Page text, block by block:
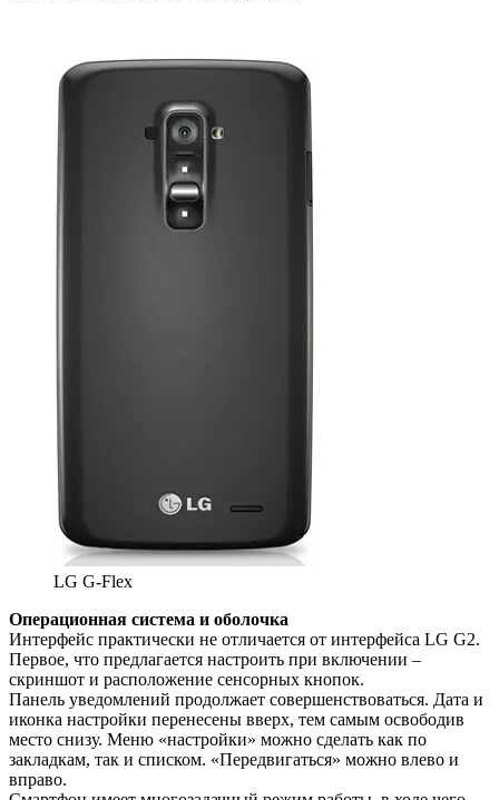
LG G-Flex
Операционная система и оболочка
Интерфейс практически не отличается от интерфейса LG G2.
Первое, что предлагается настроить при включении –
скриншот и расположение сенсорных кнопок.
Панель уведомлений продолжает совершенствоваться. Дата и
иконка настройки перенесены вверх, тем самым освободив
место снизу. Меню «настройки» можно сделать как по
закладкам, так и списком. «Передвигаться» можно влево и
вправо.